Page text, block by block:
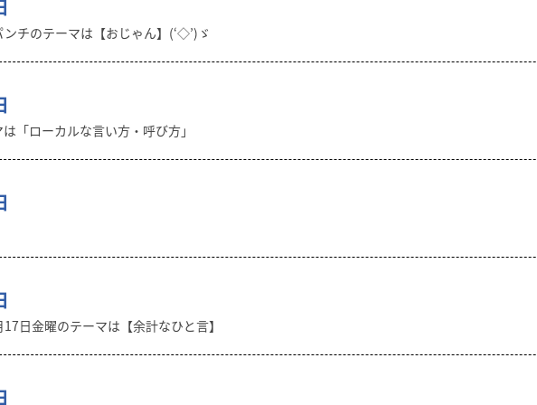
チのテーマは【おじゃん】(‘◇’)ゞ
「ローカルな言い方・呼び方」
日金曜のテーマは【余計なひと言】